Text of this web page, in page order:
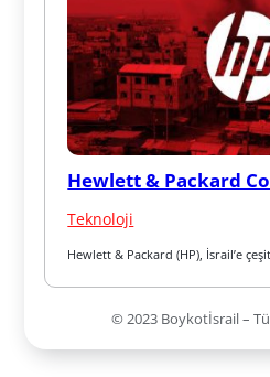
Hewlett & Packard
Teknoloji
Hewlett & Packard (HP), İsrail’e
© 2023 Boykotİsrail –